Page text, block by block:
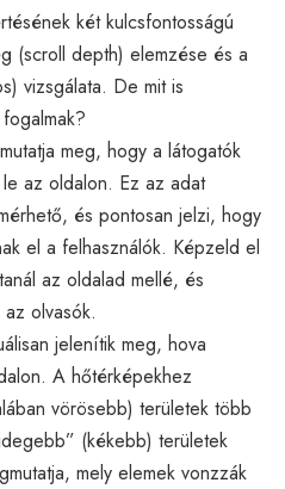
két kulcsfontosságú
(scroll depth) elemzése és a
vizsgálata. De mit is
meg, hogy a látogatók
az oldalon. Ez az adat
és pontosan jelzi, hogy
el a felhasználók. Képzeld el
az oldalad mellé, és
olvasók.
jelenítik meg, hova
A hőtérképekhez
vörösebb) területek több
(kékebb) területek
mely elemek vonzzák